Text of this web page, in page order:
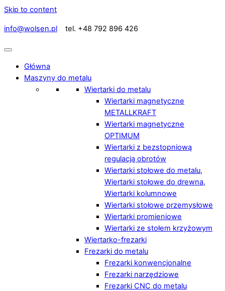
Skip to content
info@wolsen.pl tel. +48 792 896 426
Główna
Maszyny do metalu
Wiertarki do metalu
Wiertarki magnetyczne
METALLKRAFT
Wiertarki magnetyczne
OPTIMUM
Wiertarki z bezstopniową
regulacją obrotów
Wiertarki stołowe do metalu,
Wiertarki stołowe do drewna,
Wiertarki kolumnowe
Wiertarki stołowe przemysłowe
Wiertarki promieniowe
Wiertarki ze stołem krzyżowym
Wiertarko-frezarki
Frezarki do metalu
Frezarki konwencjonalne
Frezarki narzędziowe
Frezarki CNC do metalu